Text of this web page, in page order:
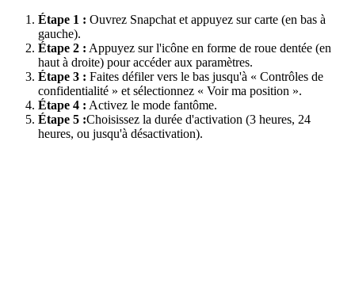
Étape 1 : Ouvrez Snapchat et appuyez sur carte (en bas à
gauche).
Étape 2 : Appuyez sur l'icône en forme de roue dentée (en
haut à droite) pour accéder aux paramètres.
Étape 3 : Faites défiler vers le bas jusqu'à « Contrôles de
confidentialité » et sélectionnez « Voir ma position ».
Étape 4 : Activez le mode fantôme.
Étape 5 :Choisissez la durée d'activation (3 heures, 24
heures, ou jusqu'à désactivation).